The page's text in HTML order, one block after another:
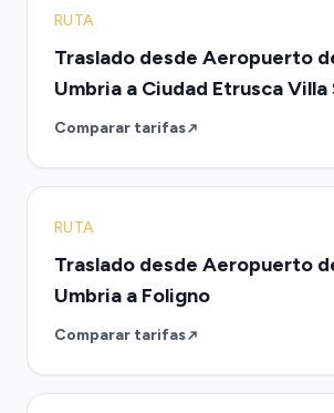
RUTA
Traslado desde Aeropuerto
Umbria a Ciudad Etrusca
Comparar tarifas
RUTA
Traslado desde Aeropuerto
Umbria a Foligno
Comparar tarifas